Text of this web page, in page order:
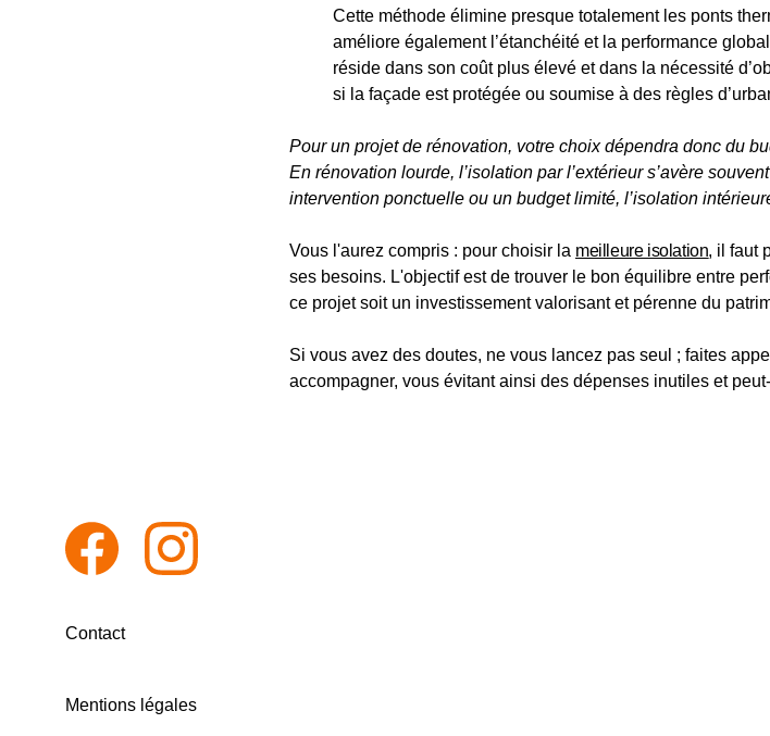
Cette méthode élimine presque totalement les ponts
améliore également l’étanchéité et la performance
réside dans son coût plus élevé et dans la nécessité
si la façade est protégée ou soumise à des règles
Pour un projet de rénovation, votre choix dépendra donc du
En rénovation lourde, l’isolation par l’extérieur s’avère
intervention ponctuelle ou un budget limité, l’isolation
Vous l'aurez compris : pour choisir la meilleure isolation, il faut
ses besoins. L'objectif est de trouver le bon équilibre entre
ce projet soit un investissement valorisant et pérenne du
Si vous avez des doutes, ne vous lancez pas seul ; faites
accompagner, vous évitant ainsi des dépenses inutiles et
Contact
Mentions légales